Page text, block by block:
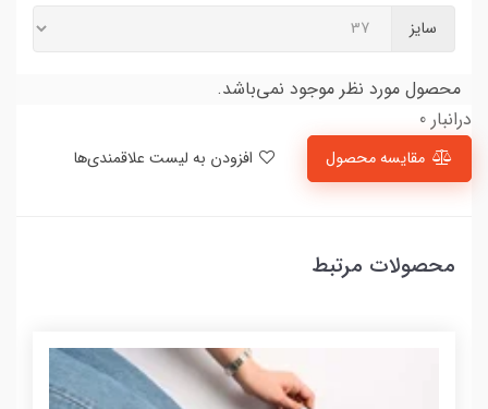
سایز
محصول مورد نظر موجود نمی‌باشد.
درانبار 0
مقایسه محصول
محصولات مرتبط